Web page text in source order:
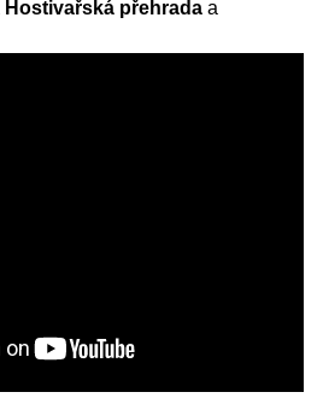
Hostivařská přehrada a